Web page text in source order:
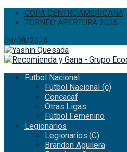
COPA CENTROAMERICANA
TORNEO APERTURA 2026
09/08/2026
Futbol Nacional
Fútbol Nacional (c)
Concacaf
Otras Ligas
Fútbol Femenino
Legionarios
Legionarios (C)
Brandon Aguilera